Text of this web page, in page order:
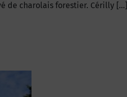
de charolais forestier. Cérilly […]